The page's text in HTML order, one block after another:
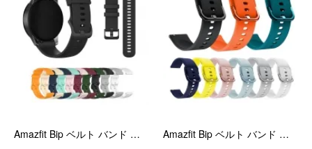
Amazfit Bip ベルト バンド 交換 シリコン 6色 Quick Release バンド 20mm Sports(クイックリリースバンド
Amazfit Bip ベルト バンド 交換 シリコン 6色 Quick Release バンド 20mm Sports(クイックリリースバンド